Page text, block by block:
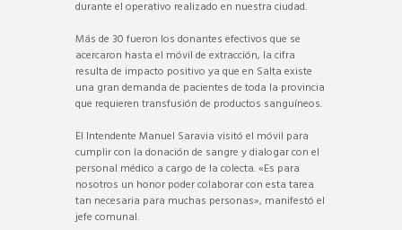
durante el operativo realizado en nuestra ciudad.
Más de 30 fueron los donantes efectivos que se
acercaron hasta el móvil de extracción, la cifra
resulta de impacto positivo ya que en Salta existe
una gran demanda de pacientes de toda la provincia
que requieren transfusión de productos sanguíneos.
El Intendente Manuel Saravia visitó el móvil para
cumplir con la donación de sangre y dialogar con el
personal médico a cargo de la colecta. «Es para
nosotros un honor poder colaborar con esta tarea
tan necesaria para muchas personas», manifestó el
jefe comunal.